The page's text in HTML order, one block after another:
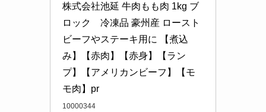
株式会社池延 牛肉もも肉 1kg ブ
ロック　冷凍品 豪州産 ロースト
ビーフやステーキ用に 【煮込
み】【赤肉】【赤身】【ラン
プ】【アメリカンビーフ】【モ
モ肉】pr
10000344